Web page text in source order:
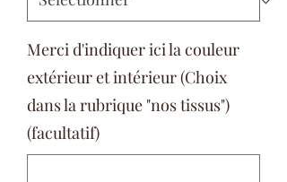
Merci d'indiquer ici la couleur
extérieur et intérieur (Choix
dans la rubrique "nos tissus")
(facultatif)